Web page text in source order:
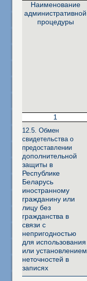
Наименование
административной
процедуры
1
12.5. Обмен
свидетельства о
предоставлении
дополнительной
защиты в
Республике
Беларусь
иностранному
гражданину или
лицу без
гражданства в
связи с
непригодностью
для использования
или установлением
неточностей в
записях